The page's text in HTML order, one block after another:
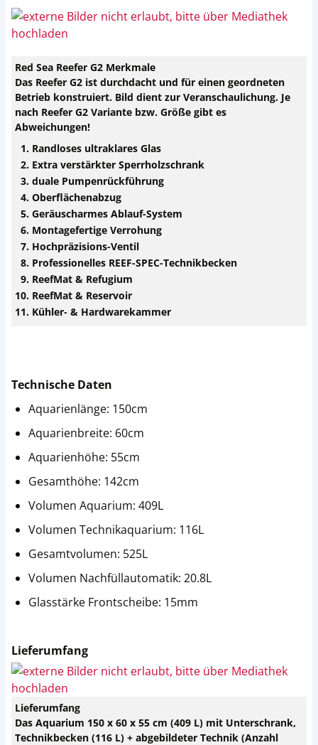
Red Sea Reefer G2 Merkmale
Das Reefer G2 ist durchdacht und für einen geordneten
Betrieb konstruiert. Bild dient zur Veranschaulichung. Je
nach Reefer G2 Variante bzw. Größe gibt es
Abweichungen!
Randloses ultraklares Glas
Extra verstärkter Sperrholzschrank
duale Pumpenrückführung
Oberflächenabzug
Geräuscharmes Ablauf-System
Montagefertige Verrohung
Hochpräzisions-Ventil
Professionelles REEF-SPEC-Technikbecken
ReefMat & Refugium
ReefMat & Reservoir
Kühler- & Hardwarekammer
Technische Daten
Aquarienlänge: 150cm
Aquarienbreite: 60cm
Aquarienhöhe: 55cm
Gesamthöhe: 142cm
Volumen Aquarium: 409L
Volumen Technikaquarium: 116L
Gesamtvolumen: 525L
Volumen Nachfüllautomatik: 20.8L
Glasstärke Frontscheibe: 15mm
Lieferumfang
Lieferumfang
Das Aquarium 150 x 60 x 55 cm (409 L) mit Unterschrank,
Technikbecken (116 L) + abgebildeter Technik (Anzahl